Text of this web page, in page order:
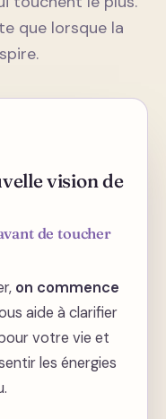
que lorsque la
vision de
de toucher
on commence
aide à clarifier
votre vie et
les énergies